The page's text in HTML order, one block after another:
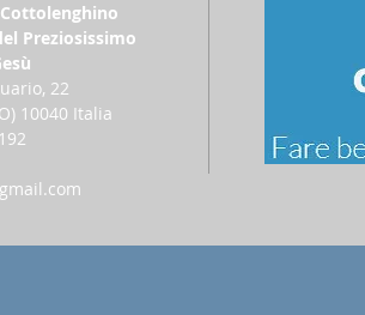
Preziosissimo
22
10040 Italia